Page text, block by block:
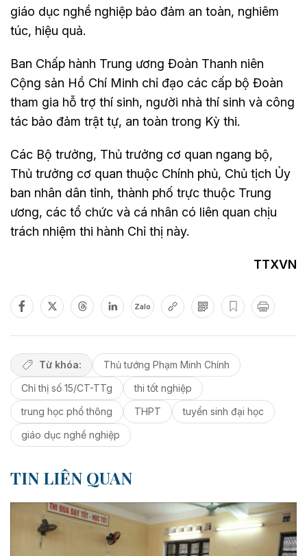
giáo dục nghề nghiệp bảo đảm an toàn, nghiêm
túc, hiệu quả.
Ban Chấp hành Trung ương Đoàn Thanh niên
Cộng sản Hồ Chí Minh chỉ đạo các cấp bộ Đoàn
tham gia hỗ trợ thí sinh, người nhà thí sinh và công
tác bảo đảm trật tự, an toàn trong Kỳ thi.
Các Bộ trưởng, Thủ trưởng cơ quan ngang bộ,
Thủ trưởng cơ quan thuộc Chính phủ, Chủ tịch Ủy
ban nhân dân tỉnh, thành phố trực thuộc Trung
ương, các tổ chức và cá nhân có liên quan chịu
trách nhiệm thi hành Chỉ thị này.
TTXVN
Zalo
Từ khóa:
Thủ tướng Phạm Minh Chính
Chỉ thị số 15/CT-TTg
thi tốt nghiệp
trung học phổ thông
THPT
tuyển sinh đại học
giáo dục nghề nghiệp
TIN LIÊN QUAN